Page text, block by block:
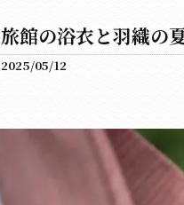
旅館の浴衣と羽織の
2025/05/12